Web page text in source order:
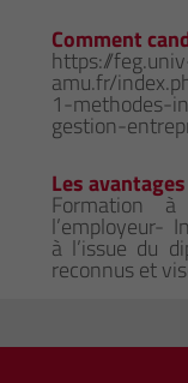
Comment
https://
amu.fr/
1-methodes-
gestion-
Les
Formation
l’employeur-
à l’issue du
reconnus et